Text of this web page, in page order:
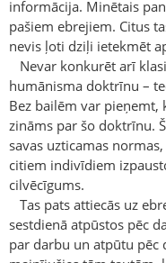
informācija. Minētais
pašiem ebrejiem. Citus
nevis ļoti dziļi ietekmēt
Nevar konkurēt arī
humānisma doktrīnu –
Bez bailēm var pieņemt,
zināms par šo doktrīnu.
savas uzticamas
citiem indivīdiem
cilvēcīgums.
Tas pats attiecās uz
sestdienā atpūstos pēc
par darbu un atpūtu pēc